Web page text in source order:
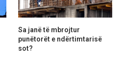
Sa janë të mbrojtur
punëtorët e ndërtimtarisë
sot?